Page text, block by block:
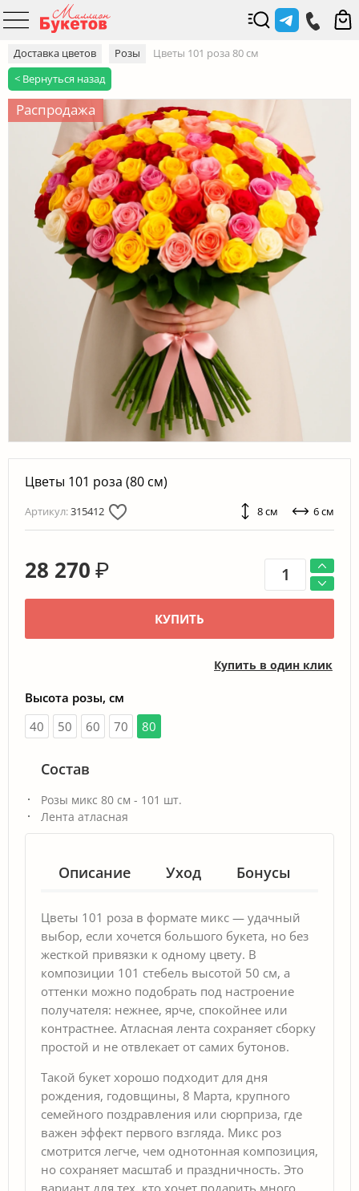
Доставка цветов Розы
Цветы 101 роза 80 см
< Вернуться назад
Распродажа
Цветы 101 роза (80 см)
Артикул:315412 8 см 6 см
28 270 ₽
КУПИТЬ
Купить в один клик
Высота розы, см
40
50 60 70 80
Состав
Розы микс 80 см - 101 шт.
Лента атласная
Описание Уход Бонусы
Цветы 101 роза в формате микс — удачный
выбор, если хочется большого букета, но без
жесткой привязки к одному цвету. В
композиции 101 стебель высотой 50 см, а
оттенки можно подобрать под настроение
получателя: нежнее, ярче, спокойнее или
контрастнее. Атласная лента сохраняет сборку
простой и не отвлекает от самих бутонов.
Такой букет хорошо подходит для дня
рождения, годовщины, 8 Марта, крупного
семейного поздравления или сюрприза, где
важен эффект первого взгляда. Микс роз
смотрится легче, чем однотонная композиция,
но сохраняет масштаб и праздничность. Это
вариант для тех, кто хочет подарить много